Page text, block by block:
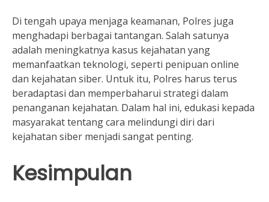
Di tengah upaya menjaga keamanan, Polres juga
menghadapi berbagai tantangan. Salah satunya
adalah meningkatnya kasus kejahatan yang
memanfaatkan teknologi, seperti penipuan online
dan kejahatan siber. Untuk itu, Polres harus terus
beradaptasi dan memperbaharui strategi dalam
penanganan kejahatan. Dalam hal ini, edukasi kepada
masyarakat tentang cara melindungi diri dari
kejahatan siber menjadi sangat penting.
Kesimpulan